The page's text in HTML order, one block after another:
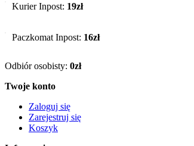
Kurier Inpost: 19zł
Paczkomat Inpost: 16zł
Odbiór osobisty: 0zł
Twoje konto
Zaloguj się
Zarejestruj się
Koszyk